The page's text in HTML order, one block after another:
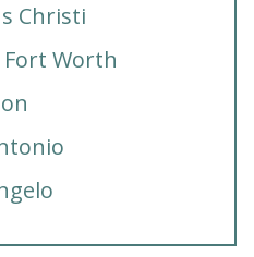
Christi
Fort Worth